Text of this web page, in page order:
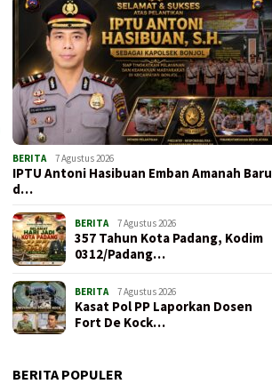
BERITA 7 Agustus 2026
IPTU Antoni Hasibuan Emban Amanah Baru
d…
BERITA 7 Agustus 2026
357 Tahun Kota Padang, Kodim
0312/Padang…
BERITA 7 Agustus 2026
Kasat Pol PP Laporkan Dosen
Fort De Kock…
BERITA POPULER